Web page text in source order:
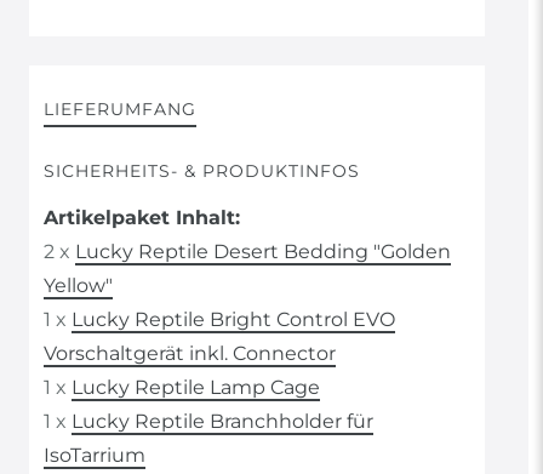
LIEFERUMFANG
SICHERHEITS- & PRODUKTINFOS
Artikelpaket Inhalt:
2 x Lucky Reptile Desert Bedding "Golden
Yellow"
1 x Lucky Reptile Bright Control EVO
Vorschaltgerät inkl. Connector
1 x Lucky Reptile Lamp Cage
1 x Lucky Reptile Branchholder für
IsoTarrium